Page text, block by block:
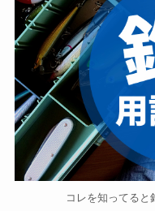
コレを知ってると